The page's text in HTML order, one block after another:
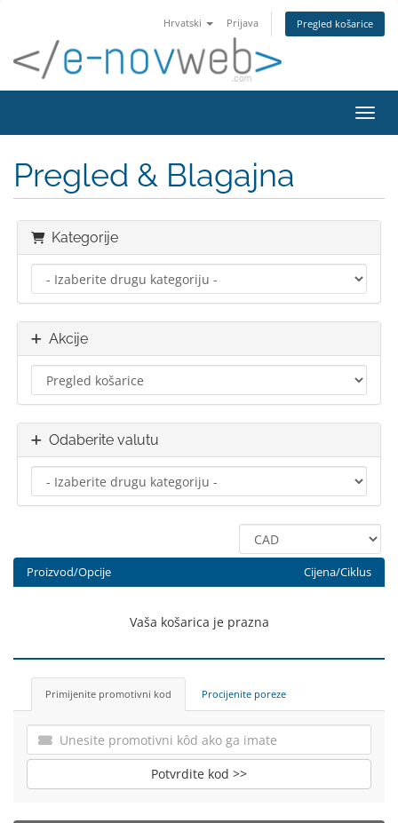
Hrvatski Prijava Pregled košarice
Pregled & Blagajna
Kategorije
Akcije
Odaberite valutu
Proizvod/Opcije Cijena/Ciklus
Vaša košarica je prazna
Primijenite promotivni kod Procijenite poreze
Potvrdite kod >>